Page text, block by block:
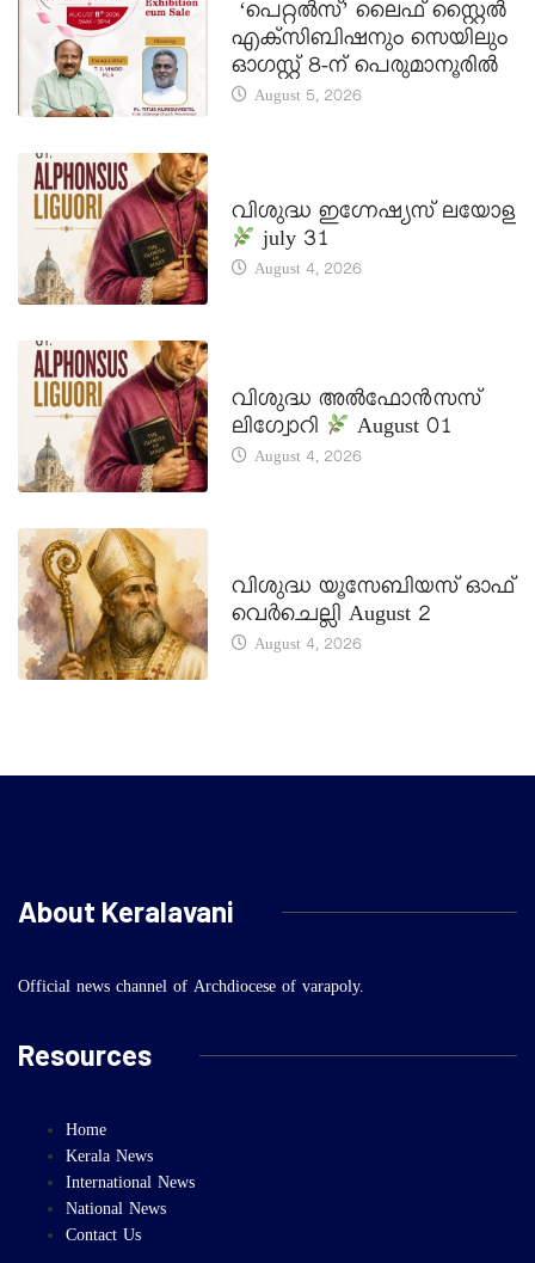
‘പെറ്റൽസ്’ ലൈഫ് സ്റ്റൈൽ
എക്സിബിഷനും സെയിലും
ഓഗസ്റ്റ് 8-ന് പെരുമാനൂരിൽ
August 5, 2026
വിശുദ്ധ ഇഗ്നേഷ്യസ് ലയോള
july 31
August 4, 2026
വിശുദ്ധ അൽഫോൻസസ്
ലിഗ്വോറി
August 01
August 4, 2026
വിശുദ്ധ യൂസേബിയസ് ഓഫ്
വെർചെല്ലി August 2
August 4, 2026
About Keralavani
Official news channel of Archdiocese of varapoly.
Resources
Home
Kerala News
International News
National News
Contact Us